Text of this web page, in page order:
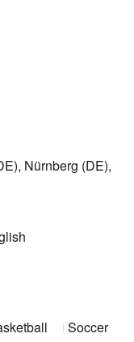
Nürnberg (DE),
Soccer